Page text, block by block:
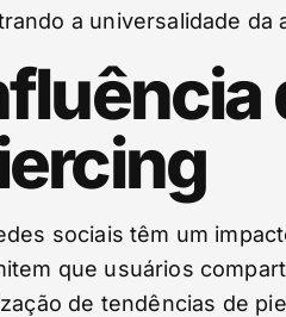
a universalidade
sociais têm um
que usuários
de tendências de